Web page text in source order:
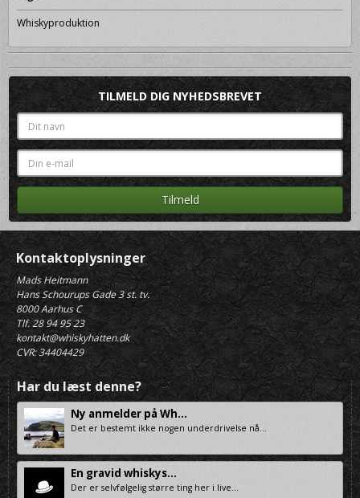
Whiskyproduktion
TILMELD DIG NYHEDSBREVET
Kontaktoplysninger
Mads Heitmann
Hans Schourups Gade 3 st. tv.
8000 Aarhus C
Tlf. 28 94 95 23
kontakt@whiskyhatten.dk
CVR: 34404429
Har du læst denne?
Ny anmelder på Wh...
Det er bestemt ikke nogen underdrivelse nå...
En gravid whiskys...
Der er selvfølgelig større ting her i live...